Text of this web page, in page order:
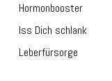
Hormonbooster
Iss Dich schlank
Leberfürsorge